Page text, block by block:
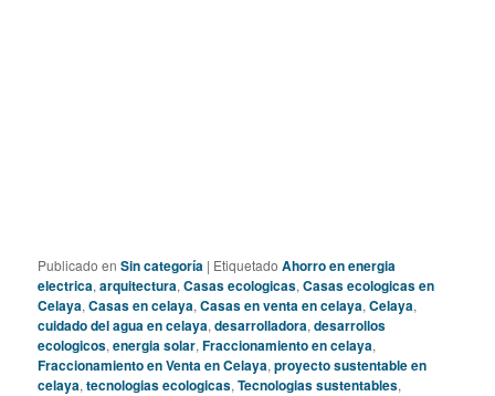
Publicado en Sin categoría | Etiquetado Ahorro en energia
electrica,arquitectura,Casas ecologicas,Casas ecologicas en
Celaya,Casas en celaya,Casas en venta en celaya,Celaya,
cuidado del agua en celaya,desarrolladora,desarrollos
ecologicos,energia solar,Fraccionamiento en celaya,
Fraccionamiento en Venta en Celaya,proyecto sustentable en
celaya,tecnologias ecologicas,Tecnologias sustentables,